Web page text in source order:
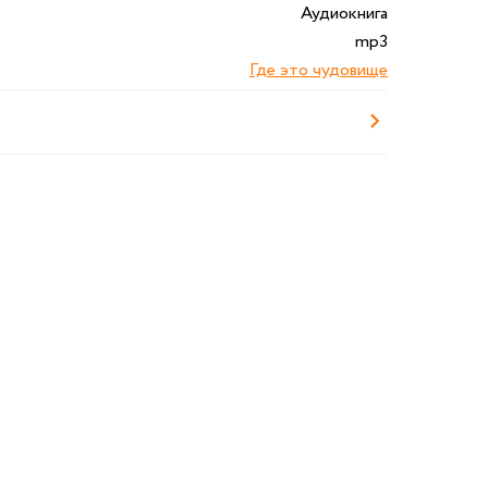
Аудиокнига
mp3
Где это чудовище